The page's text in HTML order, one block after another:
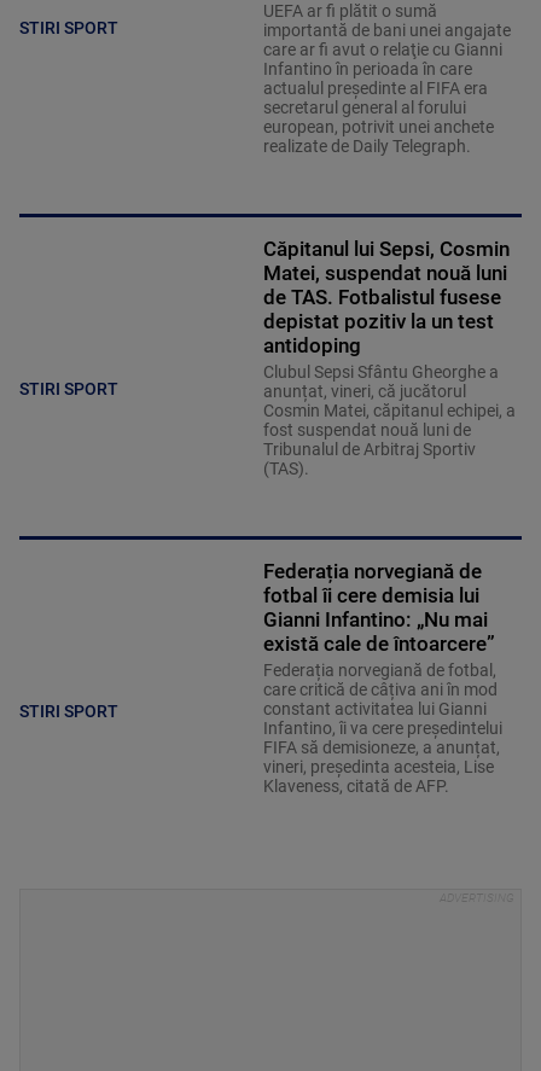
STIRI SPORT
UEFA ar fi plătit o sumă
importantă de bani unei angajate
care ar fi avut o relaţie cu Gianni
Infantino în perioada în care
actualul preşedinte al FIFA era
secretarul general al forului
european, potrivit unei anchete
realizate de Daily Telegraph.
STIRI SPORT
Căpitanul lui Sepsi, Cosmin
Matei, suspendat nouă luni
de TAS. Fotbalistul fusese
depistat pozitiv la un test
antidoping
Clubul Sepsi Sfântu Gheorghe a
anunțat, vineri, că jucătorul
Cosmin Matei, căpitanul echipei, a
fost suspendat nouă luni de
Tribunalul de Arbitraj Sportiv
(TAS).
STIRI SPORT
Federația norvegiană de
fotbal îi cere demisia lui
Gianni Infantino: „Nu mai
există cale de întoarcere”
Federația norvegiană de fotbal,
care critică de câțiva ani în mod
constant activitatea lui Gianni
Infantino, îi va cere președintelui
FIFA să demisioneze, a anunțat,
vineri, președinta acesteia, Lise
Klaveness, citată de AFP.